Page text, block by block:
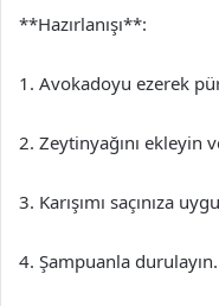
**Hazırlanışı**:
1. Avokadoyu ezerek
2. Zeytinyağını ekleyin
3. Karışımı saçınıza
4. Şampuanla durulayın.